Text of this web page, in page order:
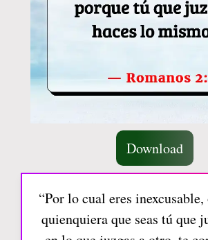
Download
“Por lo cual eres
quienquiera que seas tú que